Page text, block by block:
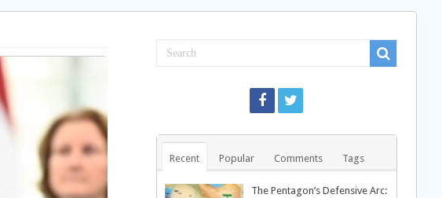
Recent Popular Comments Tags
The Pentagon’s Defensive Arc: